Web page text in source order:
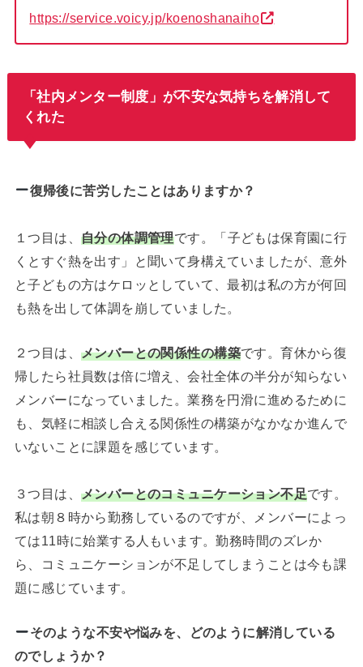
https://service.voicy.jp/koenoshanaiho
「社内メンター制度」が不安な気持ちを解消して
くれた
復帰後に苦労したことはありますか？
１つ目は、 自分の体調管理です。「子どもは保育園に行
くとすぐ熱を出す」と聞いて身構えていましたが、意外
と子どもの方はケロッとしていて、最初は私の方が何回
も熱を出して体調を崩していました。
２つ目は、 メンバーとの関係性の構築です。育休から復
帰したら社員数は倍に増え、会社全体の半分が知らない
メンバーになっていました。業務を円滑に進めるために
も、気軽に相談し合える関係性の構築がなかなか進んで
いないことに課題を感じています。
３つ目は、 メンバーとのコミュニケーション不足です。
私は朝８時から勤務しているのですが、メンバーによっ
ては11時に始業する人もいます。勤務時間のズレか
ら、コミュニケーションが不足してしまうことは今も課
題に感じています。
そのような不安や悩みを、どのように解消している
のでしょうか？